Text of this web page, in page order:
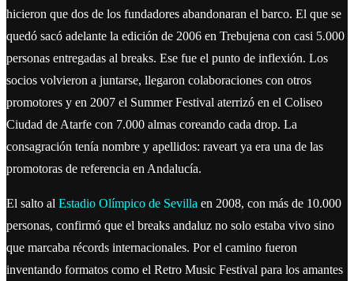
hicieron que dos de los fundadores abandonaran el barco. El que se
quedó sacó adelante la edición de 2006 en Trebujena con casi 5.000
personas entregadas al breaks. Ese fue el punto de inflexión. Los
socios volvieron a juntarse, llegaron colaboraciones con otros
promotores y en 2007 el Summer Festival aterrizó en el Coliseo
Ciudad de Atarfe con 7.000 almas coreando cada drop. La
consagración tenía nombre y apellidos: raveart ya era una de las
promotoras de referencia en Andalucía.
El salto al Estadio Olímpico de Sevilla en 2008, con más de 10.000
personas, confirmó que el breaks andaluz no solo estaba vivo sino
que marcaba récords internacionales. Por el camino fueron
inventando formatos como el Retro Music Festival para los amantes